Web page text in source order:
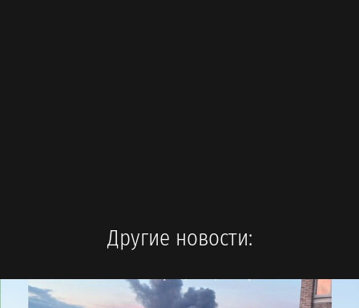
Другие новости: